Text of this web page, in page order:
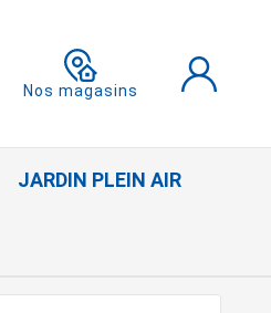
Nos magasins
JARDIN PLEIN AIR